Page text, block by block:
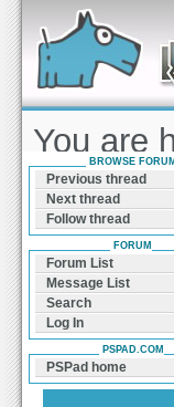
Forum can help you
find a solution with
Windows
You are
German
BROWSE FORUM
Previous thread
Next thread
Follow thread
FORUM
Forum List
Message List
Search
Log In
PSPAD.COM
PSPad home